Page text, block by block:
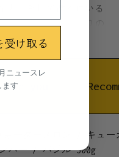
人、そして遠くにいる
せんか？温かい香りの
るくて爽快なベルガ
み出します。
大豆油でつくられたプ
for you
ォーターメロン / キュー
バー / バジル 500g
受け取る
ニュースレ
ます